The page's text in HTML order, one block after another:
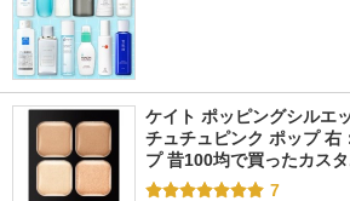
ケイト ポッピングシルエ
チュチュピンク ポップ 右
プ 昔100均で買ったカス
7